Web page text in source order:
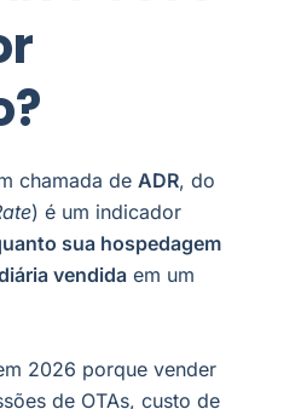
chamada de ADR, do
) é um indicador
sua hospedagem
vendida em um
2026 porque vender
de OTAs, custo de